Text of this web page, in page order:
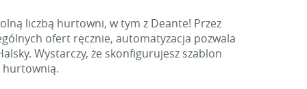
liczbą hurtowni, w tym z Deante! Przez
ofert ręcznie, automatyzacja pozwala
Wystarczy, że skonfigurujesz szablon
hurtownią.